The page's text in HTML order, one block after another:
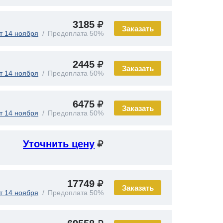
Заказать
3185
14 ноября Предоплата 50%
Заказать
2445
14 ноября Предоплата 50%
Заказать
6475
14 ноября Предоплата 50%
Уточнить цену
Заказать
17749
14 ноября Предоплата 50%